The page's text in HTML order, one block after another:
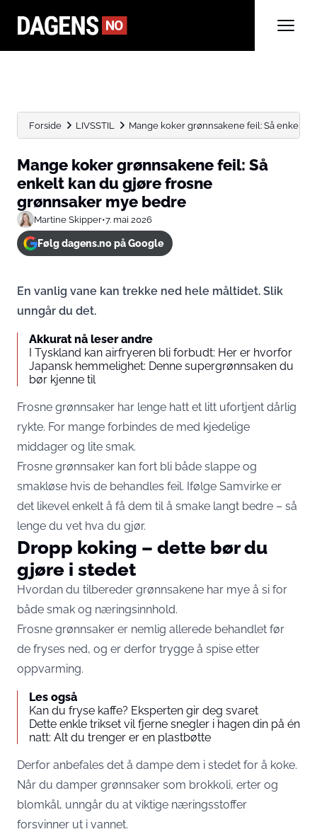
Forside LIVSSTIL Mange koker grønnsakene feil: Så enkelt
Mange koker grønnsakene feil: Så
enkelt kan du gjøre frosne
grønnsaker mye bedre
Martine Skipper•7. mai 2026
Følg dagens.no på Google
En vanlig vane kan trekke ned hele måltidet. Slik
unngår du det.
Akkurat nå leser andre
I Tyskland kan airfryeren bli forbudt: Her er hvorfor
Japansk hemmelighet: Denne supergrønnsaken du
bør kjenne til
Frosne grønnsaker har lenge hatt et litt ufortjent dårlig
rykte. For mange forbindes de med kjedelige
middager og lite smak.
Frosne grønnsaker kan fort bli både slappe og
smakløse hvis de behandles feil. Ifølge Samvirke er
det likevel enkelt å få dem til å smake langt bedre – så
lenge du vet hva du gjør.
Dropp koking – dette bør du
gjøre i stedet
Hvordan du tilbereder grønnsakene har mye å si for
både smak og næringsinnhold.
Frosne grønnsaker er nemlig allerede behandlet før
de fryses ned, og er derfor trygge å spise etter
oppvarming.
Les også
Kan du fryse kaffe? Eksperten gir deg svaret
Dette enkle trikset vil fjerne snegler i hagen din på én
natt: Alt du trenger er en plastbøtte
Derfor anbefales det å dampe dem i stedet for å koke.
Når du damper grønnsaker som brokkoli, erter og
blomkål, unngår du at viktige næringsstoffer
forsvinner ut i vannet.